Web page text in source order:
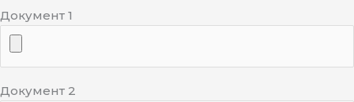
Документ 1
Документ 2